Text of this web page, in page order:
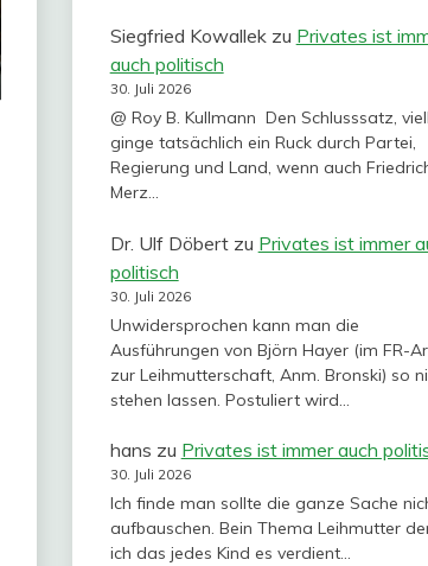
Siegfried Kowallekzu Privates ist
auch politisch
30. Juli 2026
@ Roy B. Kullmann Den Schlusssatz,
ginge tatsächlich ein Ruck durch Partei,
Regierung und Land, wenn auch
Merz…
Dr. Ulf Döbertzu Privates ist immer
politisch
30. Juli 2026
Unwidersprochen kann man die
Ausführungen von Björn Hayer (im FR-
zur Leihmutterschaft, Anm. Bronski) so
stehen lassen. Postuliert wird…
hans zu Privates ist immer auch
30. Juli 2026
Ich finde man sollte die ganze Sache
aufbauschen. Bein Thema Leihmutter
ich das jedes Kind es verdient…